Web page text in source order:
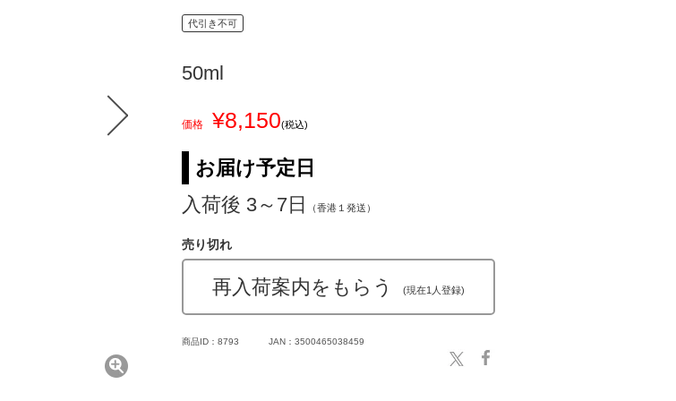
代引き不可
50ml
価格 ¥8,150(税込)
お届け予定日
入荷後 3～7日
（香港１発送）
売り切れ
再入荷案内をもらう (現在1人登録)
商品ID：8793 JAN：3500465038459